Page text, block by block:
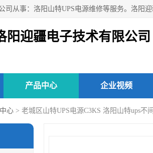
阳迎疆电子技术有限公司
产品中心 企业视频
心 > 老城区山特UPS电源C3KS 洛阳山特ups不